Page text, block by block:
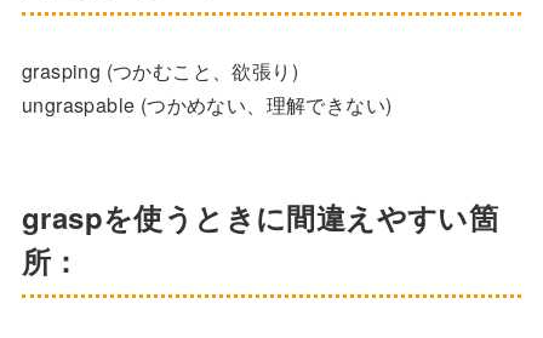
grasping (つかむこと、欲張り)
ungraspable (つかめない、理解できない)
graspを使うときに間違えやすい箇
所：